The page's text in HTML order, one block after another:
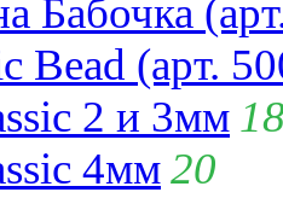
Бабочка
Bead (арт.
2 и 3мм
4мм20